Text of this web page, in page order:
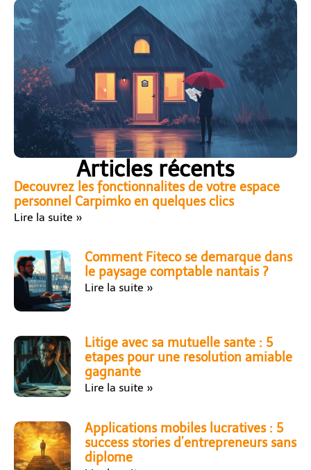
Articles récents
Decouvrez les fonctionnalites de votre espace
personnel Carpimko en quelques clics
Lire la suite »
Comment Fiteco se demarque dans
le paysage comptable nantais ?
Lire la suite »
Litige avec sa mutuelle sante : 5
etapes pour une resolution amiable
gagnante
Lire la suite »
Applications mobiles lucratives : 5
success stories d’entrepreneurs sans
diplome